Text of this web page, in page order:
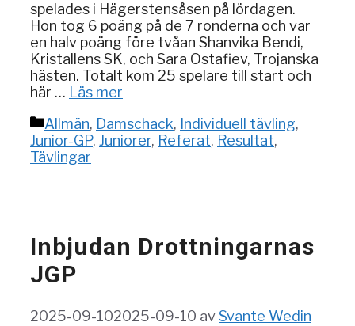
spelades i Hägerstensåsen på lördagen.
Hon tog 6 poäng på de 7 ronderna och var
en halv poäng före tvåan Shanvika Bendi,
Kristallens SK, och Sara Ostafiev, Trojanska
hästen. Totalt kom 25 spelare till start och
här … Läs mer
Kategorier
Allmän, Damschack, Individuell tävling,
Junior-GP, Juniorer, Referat, Resultat,
Tävlingar
Inbjudan Drottningarnas
JGP
2025-09-102025-09-10 avSvante Wedin